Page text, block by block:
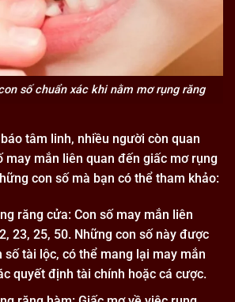
số chuẩn xác khi nằm mơ rụng răng
tâm linh, nhiều người còn quan
may mắn liên quan đến giấc mơ rụng
con số mà bạn có thể tham khảo:
răng cửa: Con số may mắn liên
23, 25, 50. Những con số này được
số tài lộc, có thể mang lại may mắn
quyết định tài chính hoặc cá cược.